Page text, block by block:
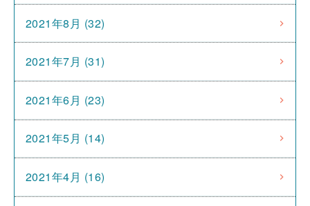
2021年8月 (32)
2021年7月 (31)
2021年6月 (23)
2021年5月 (14)
2021年4月 (16)